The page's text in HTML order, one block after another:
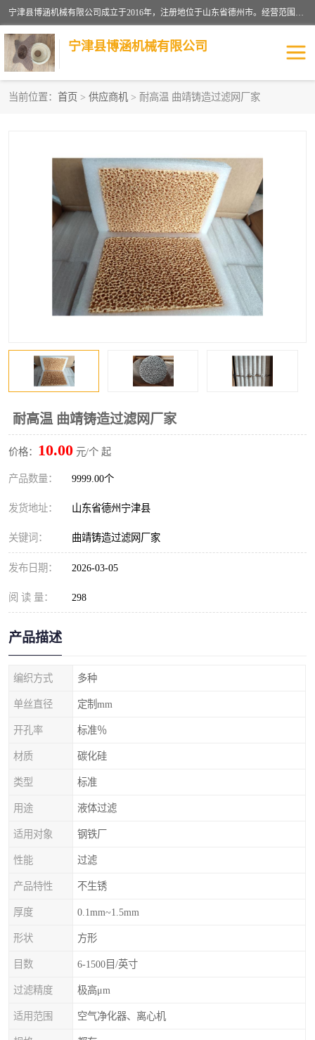
宁津县博涵机械有限公司成立于2016年，注册地位于山东省德州市。经营范围包括：机械设备研发、生产及销售，铸造用造型材料生产、销售，玻璃纤维及制品制造、销售，汽车零配件零售，机械零件、零部件加工，机械零件、零部件销售等；主要产品有：纤维过滤网,陶瓷过滤器,泡沫陶瓷过滤器,耐高温纤维过滤器,铸铁过滤器,铸铜过滤网,铸铝过滤网,铝轮毂过滤网,高效过滤网,高效陶瓷过滤网,高效纤维过滤网。
宁津县博涵机械有限公司
当前位置： 首页 > 供应商机 > 耐高温 曲靖铸造过滤网厂家
耐高温 曲靖铸造过滤网厂家
价格： 10.00 元/个 起
产品数量： 9999.00个
发货地址： 山东省德州宁津县
关键词： 曲靖铸造过滤网厂家
发布日期： 2026-03-05
阅 读 量： 298
产品描述
编织方式 多种
单丝直径 定制mm
开孔率 标准％
材质 碳化硅
类型 标准
用途 液体过滤
适用对象 钢铁厂
性能 过滤
产品特性 不生锈
厚度 0.1mm~1.5mm
形状 方形
目数 6-1500目/英寸
过滤精度 极高μm
适用范围 空气净化器、离心机
纤维网 挡渣棉
避脏网